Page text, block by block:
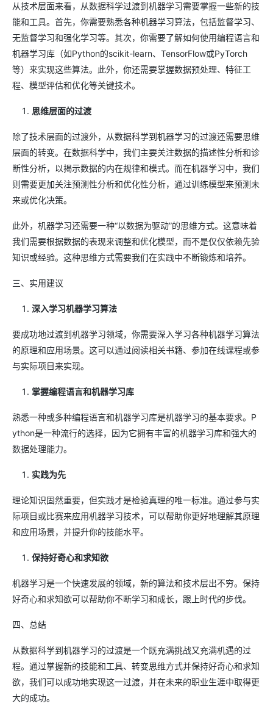
从技术层面来看，从数据科学过渡到机器学习需要掌握一些新的技
能和工具。首先，你需要熟悉各种机器学习算法，包括监督学习、
无监督学习和强化学习等。其次，你需要了解如何使用编程语言和
机器学习库（如Python的scikit-learn、TensorFlow或PyTorch
等）来实现这些算法。此外，你还需要掌握数据预处理、特征工
程、模型评估和优化等关键技术。
思维层面的过渡
除了技术层面的过渡外，从数据科学到机器学习的过渡还需要思维
层面的转变。在数据科学中，我们主要关注数据的描述性分析和诊
断性分析，以揭示数据的内在规律和模式。而在机器学习中，我们
则需要更加关注预测性分析和优化性分析，通过训练模型来预测未
来或优化决策。
此外，机器学习还需要一种“以数据为驱动”的思维方式。这意味着
我们需要根据数据的表现来调整和优化模型，而不是仅仅依赖先验
知识或经验。这种思维方式需要我们在实践中不断锻炼和培养。
三、实用建议
深入学习机器学习算法
要成功地过渡到机器学习领域，你需要深入学习各种机器学习算法
的原理和应用场景。这可以通过阅读相关书籍、参加在线课程或参
与实际项目来实现。
掌握编程语言和机器学习库
熟悉一种或多种编程语言和机器学习库是机器学习的基本要求。P
ython是一种流行的选择，因为它拥有丰富的机器学习库和强大的
数据处理能力。
实践为先
理论知识固然重要，但实践才是检验真理的唯一标准。通过参与实
际项目或比赛来应用机器学习技术，可以帮助你更好地理解其原理
和应用场景，并提升你的技能水平。
保持好奇心和求知欲
机器学习是一个快速发展的领域，新的算法和技术层出不穷。保持
好奇心和求知欲可以帮助你不断学习和成长，跟上时代的步伐。
四、总结
从数据科学到机器学习的过渡是一个既充满挑战又充满机遇的过
程。通过掌握新的技能和工具、转变思维方式并保持好奇心和求知
欲，我们可以成功地实现这一过渡，并在未来的职业生涯中取得更
大的成功。